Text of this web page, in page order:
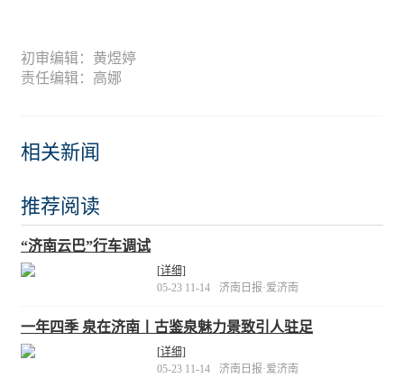
初审编辑：黄煜婷
责任编辑：高娜
相关新闻
推荐阅读
“济南云巴”行车调试
[详细]
05-23 11-14
济南日报·爱济南
一年四季 泉在济南丨古鉴泉魅力景致引人驻足
[详细]
05-23 11-14
济南日报·爱济南